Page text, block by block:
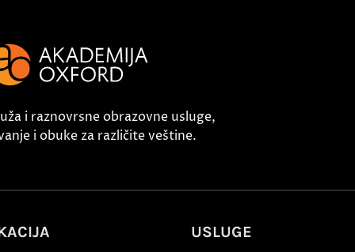
i raznovrsne obrazovne usluge,
i obuke za različite veštine.
USLUGE